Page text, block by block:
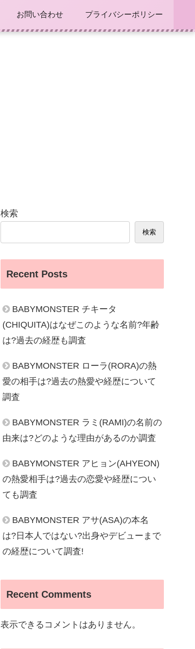
お問い合わせ プライバシーポリシー
検索
検索
Recent Posts
BABYMONSTER チキータ
(CHIQUITA)はなぜこのような名前?年齢
は?過去の経歴も調査
BABYMONSTER ローラ(RORA)の熱
愛の相手は?過去の熱愛や経歴について
調査
BABYMONSTER ラミ(RAMI)の名前の
由来は?どのような理由があるのか調査
BABYMONSTER アヒョン(AHYEON)
の熱愛相手は?過去の恋愛や経歴につい
ても調査
BABYMONSTER アサ(ASA)の本名
は?日本人ではない?出身やデビューまで
の経歴について調査!
Recent Comments
表示できるコメントはありません。